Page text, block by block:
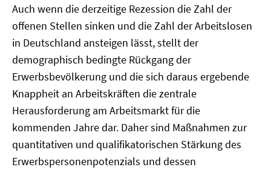
Auch wenn die derzeitige Rezession die Zahl der
offenen Stellen sinken und die Zahl der Arbeitslosen
in Deutschland ansteigen lässt, stellt der
demographisch bedingte Rückgang der
Erwerbsbevölkerung und die sich daraus ergebende
Knappheit an Arbeitskräften die zentrale
Herausforderung am Arbeitsmarkt für die
kommenden Jahre dar. Daher sind Maßnahmen zur
quantitativen und qualifikatorischen Stärkung des
Erwerbspersonenpotenzials und dessen